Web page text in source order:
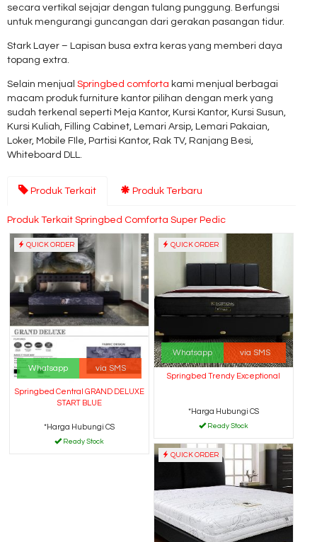
secara vertikal sejajar dengan tulang punggung. Berfungsi
untuk mengurangi guncangan dari gerakan pasangan tidur.
Stark Layer – Lapisan busa extra keras yang memberi daya
topang extra.
Selain menjual Springbed comforta kami menjual berbagai
macam produk furniture kantor pilihan dengan merk yang
sudah terkenal seperti Meja Kantor, Kursi Kantor, Kursi Susun,
Kursi Kuliah, Filling Cabinet, Lemari Arsip, Lemari Pakaian,
Loker, Mobile FIle, Partisi Kantor, Rak TV, Ranjang Besi,
Whiteboard DLL.
Produk Terkait Produk Terbaru
Produk Terkait Springbed Comforta Super Pedic
QUICK ORDER
Whatsapp via SMS
Springbed Central GRAND DELUXE
START BLUE
*Harga Hubungi CS
Ready Stock
QUICK ORDER
Whatsapp via SMS
Springbed Trendy Exceptional
*Harga Hubungi CS
Ready Stock
QUICK ORDER